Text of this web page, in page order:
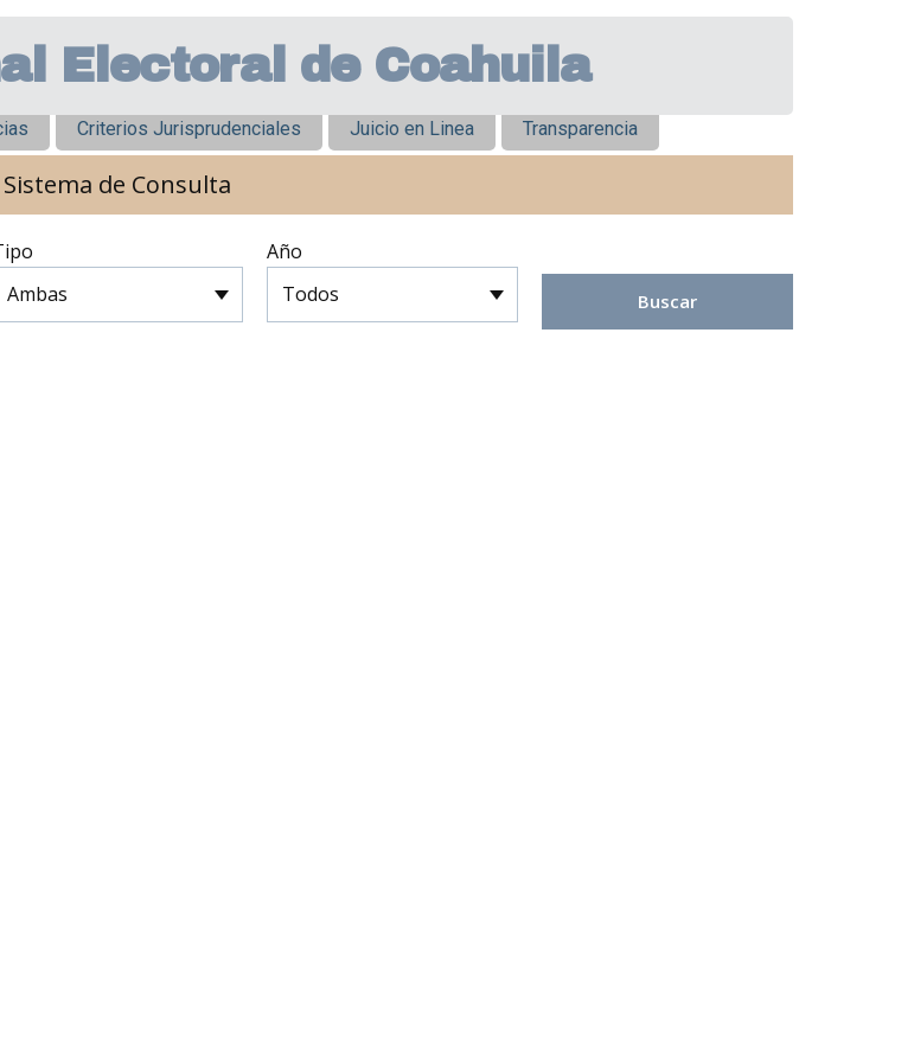
Criterios Jurisprudenciales Juicio en Linea Transparencia
Electoral de Coahuila
Sistema de Consulta
Año
Buscar